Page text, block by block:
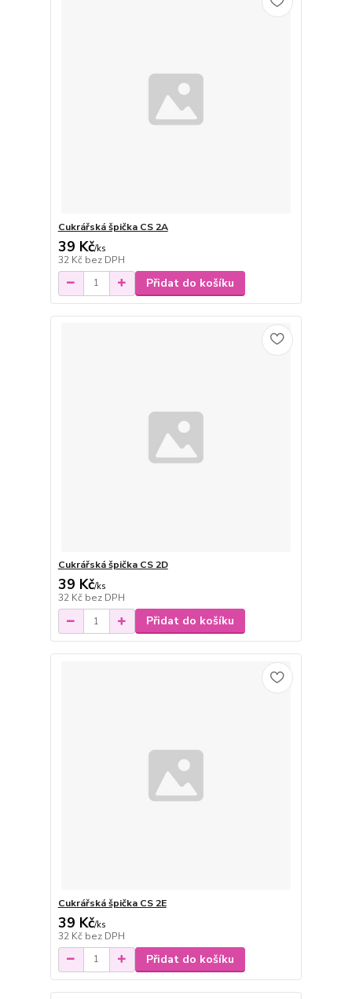
Cukrářská špička CS 2A
39 Kč/ks
32 Kč bez DPH
Přidat do košíku
Cukrářská špička CS 2D
39 Kč/ks
32 Kč bez DPH
Přidat do košíku
Cukrářská špička CS 2E
39 Kč/ks
32 Kč bez DPH
Přidat do košíku